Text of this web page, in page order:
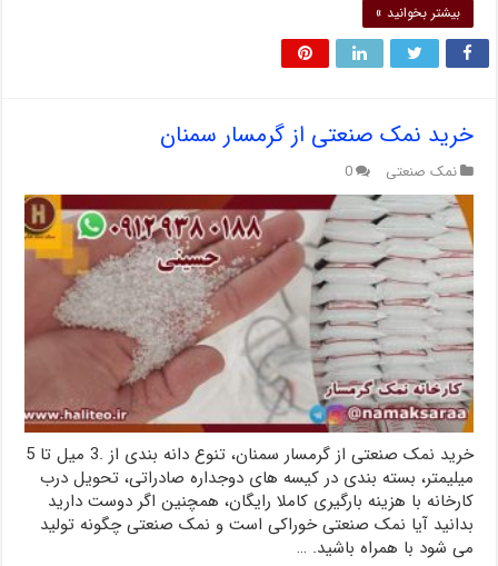
بیشتر بخوانید »
خرید نمک صنعتی از گرمسار سمنان
نمک صنعتی 0
خرید نمک صنعتی از گرمسار سمنان، تنوع دانه بندی از .3 میل تا 5
میلیمتر، بسته بندی در کیسه های دوجداره صادراتی، تحویل درب
کارخانه با هزینه بارگیری کاملا رایگان، همچنین اگر دوست دارید
بدانید آیا نمک صنعتی خوراکی است و نمک صنعتی چگونه تولید
می شود با همراه باشید. …